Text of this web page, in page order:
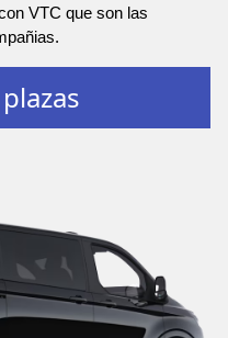
VTC que son las